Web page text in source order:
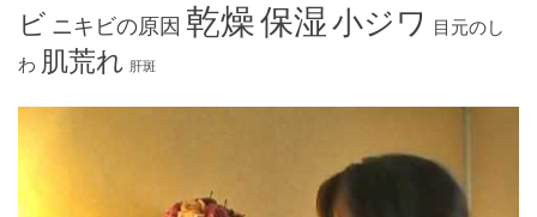
ビ ニキビの原因 乾燥保湿小ジワ
目元のし
わ 肌荒れ 肝斑